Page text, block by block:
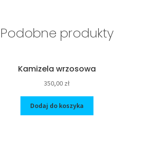
Podobne produkty
Kamizela wrzosowa
350,00 zł
Dodaj do koszyka